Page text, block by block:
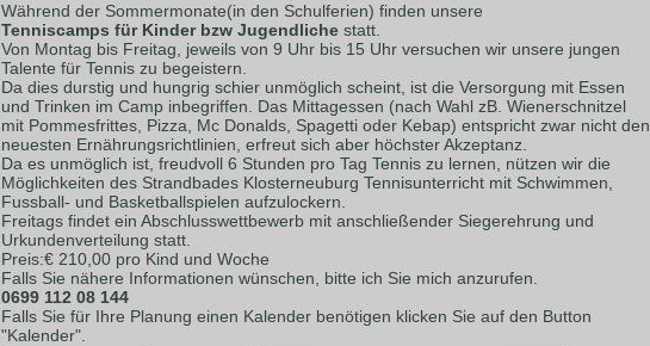
Während der Sommermonate(in den Schulferien) finden unsere
Tenniscamps für Kinder bzw Jugendliche statt.
Von Montag bis Freitag, jeweils von 9 Uhr bis 15 Uhr versuchen wir unsere jungen
Talente für Tennis zu begeistern.
Da dies durstig und hungrig schier unmöglich scheint, ist die Versorgung mit Essen
und Trinken im Camp inbegriffen. Das Mittagessen (nach Wahl zB. Wienerschnitzel
mit Pommesfrittes, Pizza, Mc Donalds, Spagetti oder Kebap) entspricht zwar nicht den
neuesten Ernährungsrichtlinien, erfreut sich aber höchster Akzeptanz.
Da es unmöglich ist, freudvoll 6 Stunden pro Tag Tennis zu lernen, nützen wir die
Möglichkeiten des Strandbades Klosterneuburg Tennisunterricht mit Schwimmen,
Fussball- und Basketballspielen aufzulockern.
Freitags findet ein Abschlusswettbewerb mit anschließender Siegerehrung und
Urkundenverteilung statt.
Preis:€ 210,00 pro Kind und Woche
Falls Sie nähere Informationen wünschen, bitte ich Sie mich anzurufen.
0699 112 08 144
Falls Sie für Ihre Planung einen Kalender benötigen klicken Sie auf den Button
"Kalender".